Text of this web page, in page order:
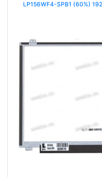
LP156WF4-SPB1 (60%)